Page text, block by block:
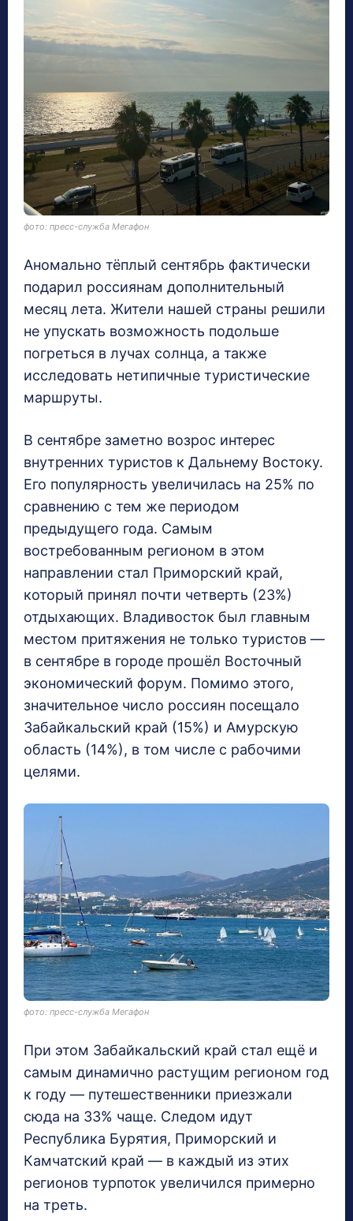
фото: пресс-служба Мегафон
Аномально тёплый сентябрь фактически
подарил россиянам дополнительный
месяц лета. Жители нашей страны решили
не упускать возможность подольше
погреться в лучах солнца, а также
исследовать нетипичные туристические
маршруты.
В сентябре заметно возрос интерес
внутренних туристов к Дальнему Востоку.
Его популярность увеличилась на 25% по
сравнению с тем же периодом
предыдущего года. Самым
востребованным регионом в этом
направлении стал Приморский край,
который принял почти четверть (23%)
отдыхающих. Владивосток был главным
местом притяжения не только туристов —
в сентябре в городе прошёл Восточный
экономический форум. Помимо этого,
значительное число россиян посещало
Забайкальский край (15%) и Амурскую
область (14%), в том числе с рабочими
целями.
фото: пресс-служба Мегафон
При этом Забайкальский край стал ещё и
самым динамично растущим регионом год
к году — путешественники приезжали
сюда на 33% чаще. Следом идут
Республика Бурятия, Приморский и
Камчатский край — в каждый из этих
регионов турпоток увеличился примерно
на треть.